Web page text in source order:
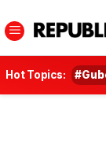
Hot Topics: